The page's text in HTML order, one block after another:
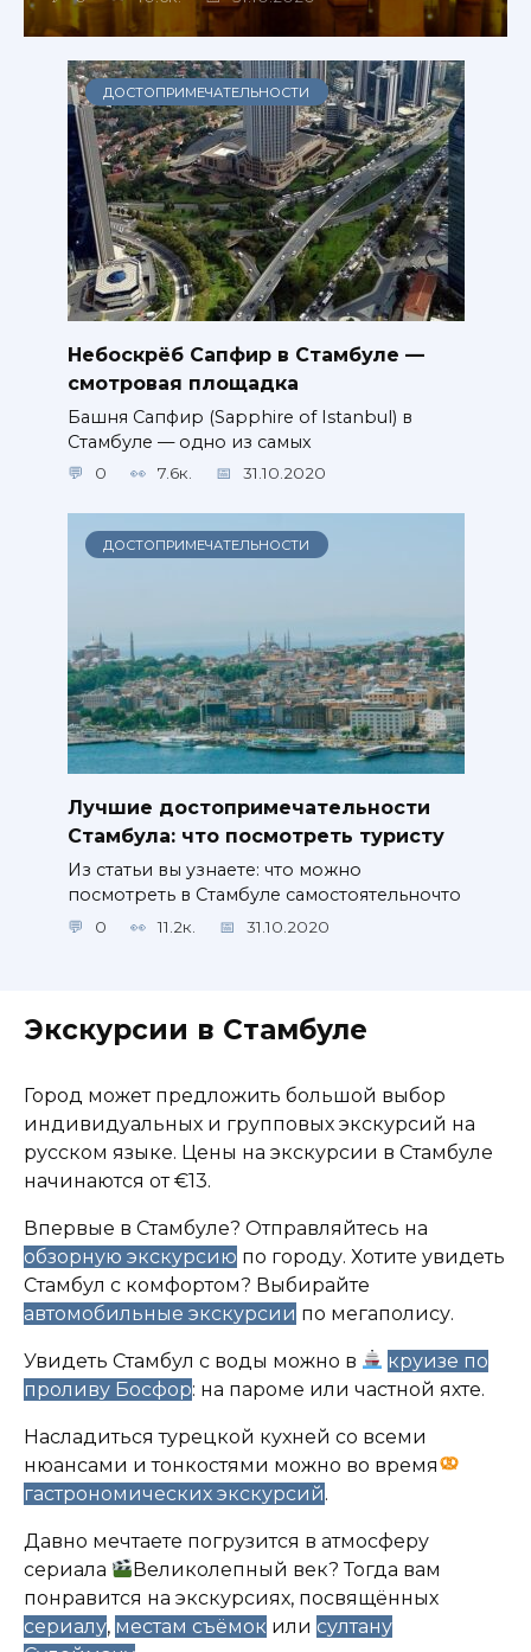
ДОСТОПРИМЕЧАТЕЛЬНОСТИ
Небоскрёб Сапфир в Стамбуле —
смотровая площадка
Башня Сапфир (Sapphire of Istanbul) в
Стамбуле — одно из самых
0 7.6к. 31.10.2020
ДОСТОПРИМЕЧАТЕЛЬНОСТИ
Лучшие достопримечательности
Стамбула: что посмотреть туристу
Из статьи вы узнаете: что можно
посмотреть в Стамбуле самостоятельночто
0 11.2к. 31.10.2020
Экскурсии в Стамбуле
Город может предложить большой выбор
индивидуальных и групповых экскурсий на
русском языке. Цены на экскурсии в Стамбуле
начинаются от €13.
Впервые в Стамбуле? Отправляйтесь на
обзорную экскурсию по городу. Хотите увидеть
Стамбул с комфортом? Выбирайте
автомобильные экскурсии по мегаполису.
Увидеть Стамбул с воды можно в
круизе по
проливу Босфор: на пароме или частной яхте.
Насладиться турецкой кухней со всеми
нюансами и тонкостями можно во время
гастрономических экскурсий.
Давно мечтаете погрузится в атмосферу
сериала
Великолепный век? Тогда вам
понравится на экскурсиях, посвящённых
сериалу, местам съёмок или султану